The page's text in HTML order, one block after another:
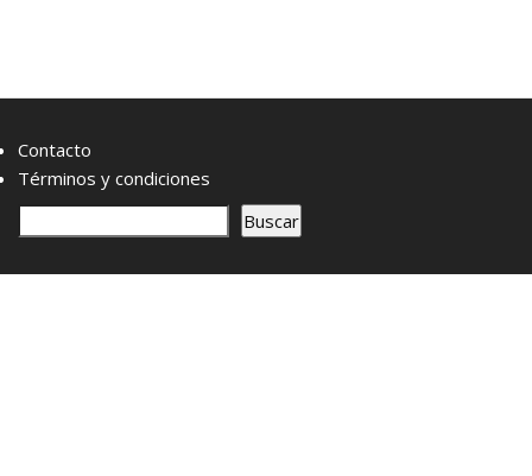
Contacto
Términos y condiciones
s
Buscar